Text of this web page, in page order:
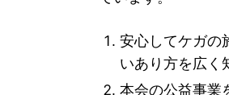
安心してケガの
いあり方を広く
本会の公益事業